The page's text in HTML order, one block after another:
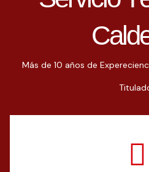
Más de 10 años de